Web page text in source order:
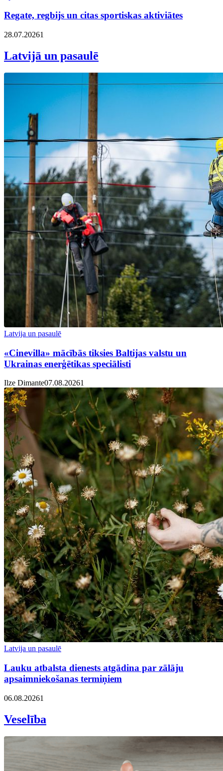
Regate, regbijs un citas sportiskas aktiviātes
28.07.20261
Latvijā un pasaulē
Latvija un pasaulē
«Cinevilla» mācībās tiksies Baltijas valstu un
Ukrainas enerģētikas speciālisti
Ilze Dimante07.08.20261
Latvija un pasaulē
Lauku atbalsta dienests atgādina par zālāju
apsaimniekošanas termiņiem
06.08.20261
Veselība